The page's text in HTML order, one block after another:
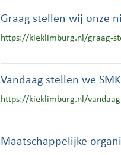
Graag stellen wij onze
https://kieklimburg.nl/graag-
Vandaag stellen we
https://kieklimburg.nl/
Maatschappelijke